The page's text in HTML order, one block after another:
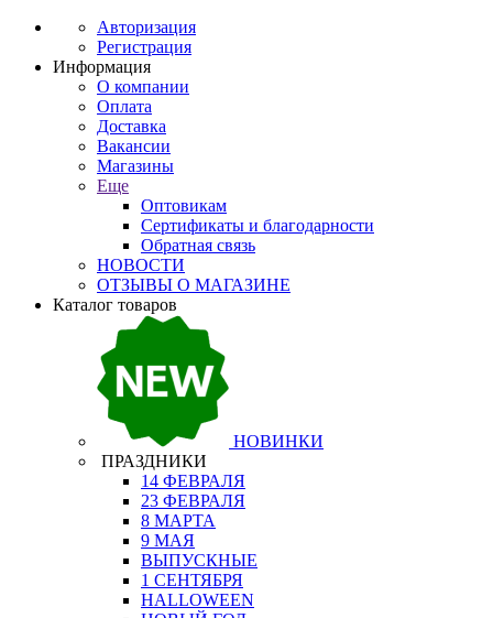
Авторизация
Регистрация
Информация
О компании
Оплата
Доставка
Вакансии
Магазины
Еще
Оптовикам
Сертификаты и благодарности
Обратная связь
НОВОСТИ
ОТЗЫВЫ О МАГАЗИНЕ
Каталог товаров
НОВИНКИ
ПРАЗДНИКИ
14 ФЕВРАЛЯ
23 ФЕВРАЛЯ
8 МАРТА
9 МАЯ
ВЫПУСКНЫЕ
1 СЕНТЯБРЯ
HALLOWEEN